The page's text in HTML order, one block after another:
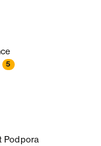
5
Podpora